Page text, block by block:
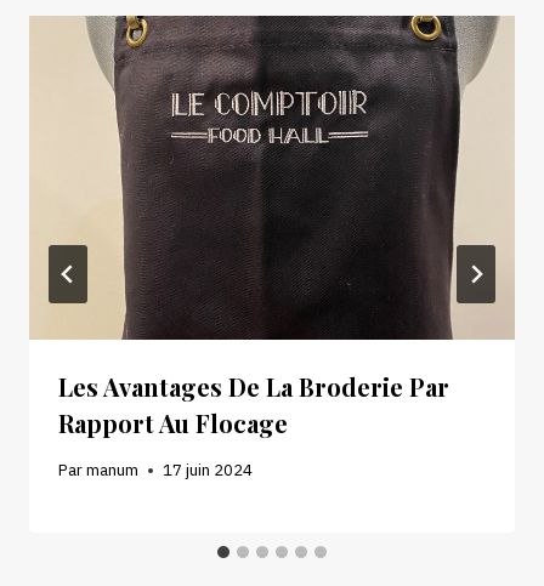
Les Avantages De La Broderie Par
Rapport Au Flocage
Parmanum 17 juin 2024